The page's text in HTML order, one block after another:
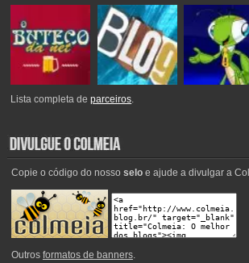
Lista completa deparceiros.
Copie o código do nosso seloe ajude a divulgar a
Outros formatos de banners.